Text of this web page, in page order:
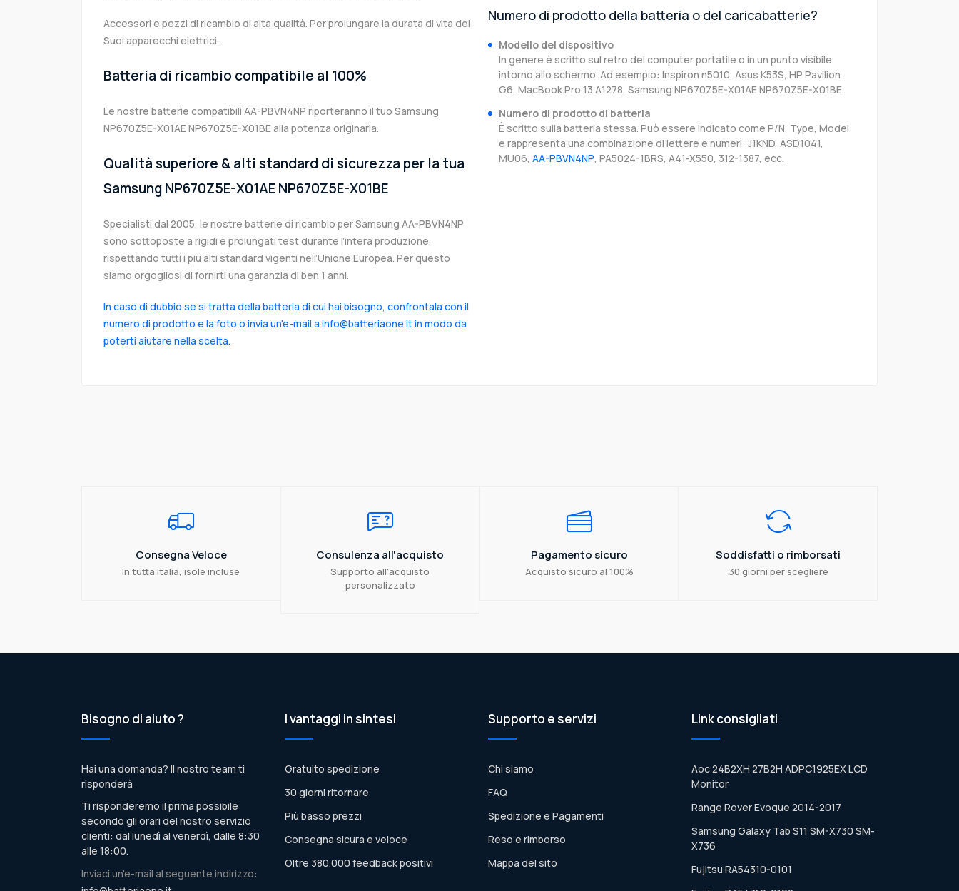
Accessori e pezzi di ricambio di alta qualità. Per prolungare la durata di vita dei
Suoi apparecchi elettrici.
Batteria di ricambio compatibile al 100%
Le nostre batterie compatibili AA-PBVN4NP riporteranno il tuo Samsung
NP670Z5E-X01AE NP670Z5E-X01BE alla potenza originaria.
Qualità superiore & alti standard di sicurezza per la tua
Samsung NP670Z5E-X01AE NP670Z5E-X01BE
Specialisti dal 2005, le nostre batterie di ricambio per Samsung AA-PBVN4NP
sono sottoposte a rigidi e prolungati test durante l’intera produzione,
rispettando tutti i più alti standard vigenti nell’Unione Europea. Per questo
siamo orgogliosi di fornirti una garanzia di ben 1 anni.
In caso di dubbio se si tratta della batteria di cui hai bisogno, confrontala con il
numero di prodotto e la foto o invia un'e-mail a info@batteriaone.it in modo da
poterti aiutare nella scelta.
Numero di prodotto della batteria o del caricabatterie?
Modello del dispositivo
In genere è scritto sul retro del computer portatile o in un punto visibile
intorno allo schermo. Ad esempio: Inspiron n5010, Asus K53S, HP Pavilion
G6, MacBook Pro 13 A1278, Samsung NP670Z5E-X01AE NP670Z5E-X01BE.
Numero di prodotto di batteria
È scritto sulla batteria stessa. Può essere indicato come P/N, Type, Model
e rappresenta una combinazione di lettere e numeri: J1KND, ASD1041,
MU06, AA-PBVN4NP, PA5024-1BRS, A41-X550, 312-1387, ecc.
Consegna Veloce
In tutta Italia, isole incluse
Consulenza all'acquisto
Supporto all'acquisto
personalizzato
Pagamento sicuro
Acquisto sicuro al 100%
Soddisfatti o rimborsati
30 giorni per scegliere
Bisogno di aiuto ?
Hai una domanda? Il nostro team ti
risponderà
Ti risponderemo il prima possibile
secondo gli orari del nostro servizio
clienti: dal lunedì al venerdì, dalle 8:30
alle 18:00.
Inviaci un'e-mail al seguente indirizzo:
I vantaggi in sintesi
Gratuito spedizione
30 giorni ritornare
Più basso prezzi
Consegna sicura e veloce
Oltre 380.000 feedback positivi
Supporto e servizi
Chi siamo
FAQ
Spedizione e Pagamenti
Reso e rimborso
Mappa del sito
Link consigliati
Aoc 24B2XH 27B2H ADPC1925EX LCD
Monitor
Range Rover Evoque 2014-2017
Samsung Galaxy Tab S11 SM-X730 SM-
X736
Fujitsu RA54310-0101